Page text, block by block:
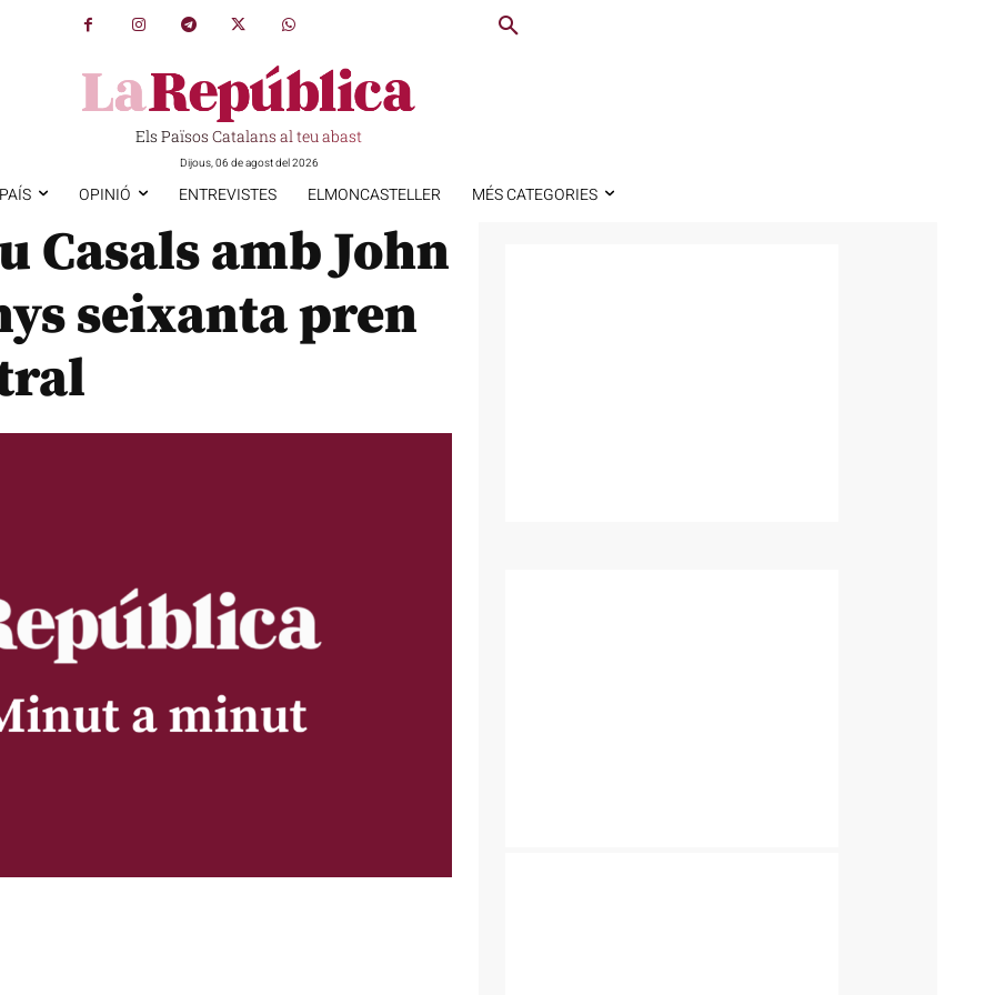
Els Països Catalans al teu abast
Dijous, 06 de agost del 2026
OPINIÓ ENTREVISTES ELMONCASTELLER MÉS CATEGORIES
Casals amb John
seixanta pren